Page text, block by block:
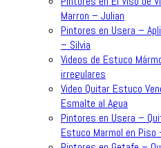
Marron – Julian
Pintores en Usera –
– Silvia
Videos de Estuco
irregulares
Video Quitar Estuco
Esmalte al Agua
Pintores en Usera –
Estuco Marmol en Piso